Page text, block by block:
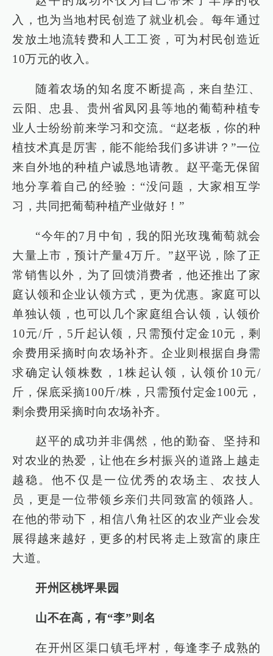
入，也为当地村民创造了就业机会。每年通过
发放土地流转费和人工工资，可为村民创造近
10万元的收入。
随着农场的知名度不断提高，来自垫江、
云阳、忠县、贵州省凤冈县等地的葡萄种植专
业人士纷纷前来学习和交流。“赵老板，你的种
植技术真是厉害，能不能给我们多讲讲？”一位
来自外地的种植户诚恳地请教。赵平毫无保留
地分享着自己的经验：“没问题，大家相互学
习，共同把葡萄种植产业做好！”
“今年的7月中旬，我的阳光玫瑰葡萄就会
大量上市，预计产量4万斤。”赵平说，除了正
常销售以外，为了回馈消费者，他还推出了家
庭认领和企业认领方式，更为优惠。家庭可以
单独认领，也可以几个家庭组合认领，认领价
10元/斤，5斤起认领，只需预付定金10元，剩
余费用采摘时向农场补齐。企业则根据自身需
求确定认领株数，1株起认领，认领价10元/
斤，保底采摘100斤/株，只需预付定金100元，
剩余费用采摘时向农场补齐。
赵平的成功并非偶然，他的勤奋、坚持和
对农业的热爱，让他在乡村振兴的道路上越走
越稳。他不仅是一位优秀的农场主、农技人
员，更是一位带领乡亲们共同致富的领路人。
在他的带动下，相信八角社区的农业产业会发
展得越来越好，更多的村民将走上致富的康庄
大道。
开州区桃坪果园
山不在高，有“李”则名
在开州区渠口镇毛坪村，每逢李子成熟的